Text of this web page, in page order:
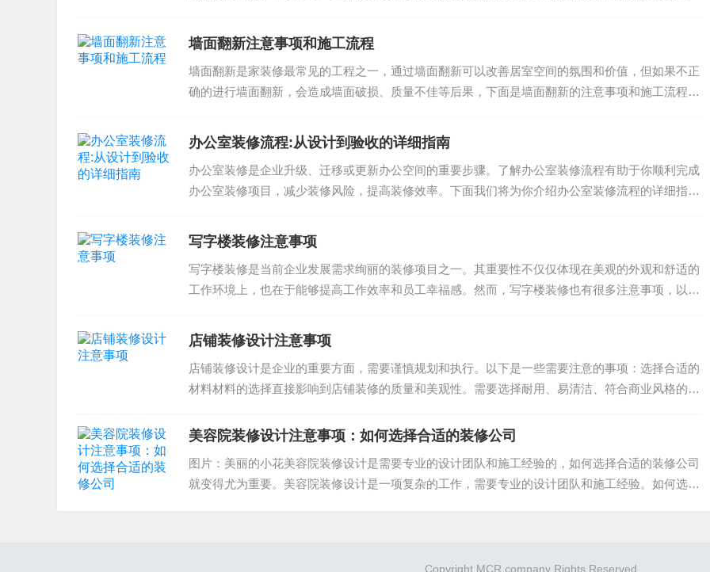
选择合适的家具和装饰
考虑到家居环境和个人需求
通过这些注意事项，我们可以设计出一个大气漂亮的客厅空间。当然，需要考虑到这些因素以外的其他方面，如
还在寻找装修公司或设计方案，欢迎致电咨询，我们将为您提供专业的服务和支持!
本文内容仅供参考，请根据实际情况和装修专业人员的建议进行具体的设计和施工，确保您的客厅装修大气漂
墙面翻新注意事项和施工流程
墙面翻新是家装修最常见的工程之一，通过墙面翻新可以改善居室空间的氛围和价值，但如果不正
确的进行墙面翻新，会造成墙面破损、质量不佳等后果，下面是墙面翻新的注意事项和施工流程。
办公室装修流程:从设计到验收的详细指南
办公室装修是企业升级、迁移或更新办公空间的重要步骤。了解办公室装修流程有助于你顺利完成
办公室装修项目，减少装修风险，提高装修效率。下面我们将为你介绍办公室装修流程的详细指
写字楼装修注意事项
写字楼装修是当前企业发展需求绚丽的装修项目之一。其重要性不仅仅体现在美观的外观和舒适的
工作环境上，也在于能够提高工作效率和员工幸福感。然而，写字楼装修也有很多注意事项，以免
店铺装修设计注意事项
店铺装修设计是企业的重要方面，需要谨慎规划和执行。以下是一些需要注意的事项：选择合适的
材料材料的选择直接影响到店铺装修的质量和美观性。需要选择耐用、易清洁、符合商业风格的材
美容院装修设计注意事项：如何选择合适的装修公司
图片：美丽的小花美容院装修设计是需要专业的设计团队和施工经验的，如何选择合适的装修公司
就变得尤为重要。美容院装修设计是一项复杂的工作，需要专业的设计团队和施工经验。如何选择
Copyright MCR company Rights Reserved.